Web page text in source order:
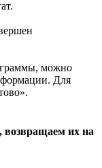
можно
Для
возвращаем их на